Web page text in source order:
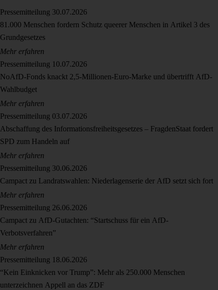
Pressemitteilung 30.07.2026
81.000 Menschen fordern Schutz queerer Menschen in Artikel 3 des
Grundgesetzes
Mehr erfahren
Pressemitteilung 10.07.2026
NoAfD-Fonds knackt 2,5-Millionen-Euro-Marke und übertrifft AfD-
Wahlbudget
Mehr erfahren
Pressemitteilung 03.07.2026
Abschaffung des Informationsfreiheitsgesetzes – FragdenStaat fordert
SPD zum Handeln auf
Mehr erfahren
Pressemitteilung 30.06.2026
Campact zu Landratswahlen: Niederlagenserie der AfD setzt sich fort
Mehr erfahren
Pressemitteilung 26.06.2026
Campact zu AfD-Gutachten: “Startschuss für ein AfD-
Verbotsverfahren”
Mehr erfahren
Pressemitteilung 18.06.2026
“Kein Einknicken vor Trump”: Mehr als 250.000 Menschen
unterzeichnen Appell an das ZDF